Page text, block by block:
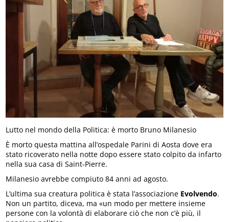
Lutto nel mondo della Politica: è morto Bruno Milanesio
È morto questa mattina all’ospedale Parini di Aosta dove era
stato ricoverato nella notte dopo essere stato colpito da infarto
nella sua casa di Saint-Pierre.
Milanesio avrebbe compiuto 84 anni ad agosto.
L’ultima sua creatura politica è stata l’associazione Evolvendo.
Non un partito, diceva, ma «un modo per mettere insieme
persone con la volontà di elaborare ciò che non c’è più, il